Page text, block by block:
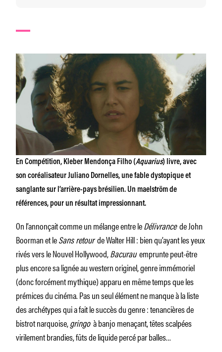
En Compétition, Kleber Mendonça Filho (Aquarius) livre, avec
son coréalisateur Juliano Dornelles, une fable dystopique et
sanglante sur l’arrière-pays brésilien. Un maelström de
références, pour un résultat impressionnant.
On l’annonçait comme un mélange entre leDélivrancede John
Boorman et leSans retourde Walter Hill : bien qu’ayant les yeux
rivés vers le Nouvel Hollywood,Bacurauemprunte peut-être
plus encore sa lignée au western originel, genre immémoriel
(donc forcément mythique) apparu en même temps que les
prémices du cinéma. Pas un seul élément ne manque à la liste
des archétypes qui a fait le succès du genre : tenancières de
bistrot narquoise,gringoà banjo menaçant, têtes scalpées
virilement brandies, fûts de liquide percé par balles…